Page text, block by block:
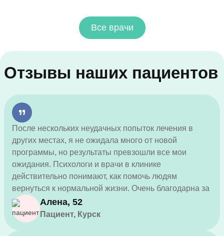
Все врачи
Отзывы наших пациентов
После нескольких неудачных попыток лечения в
других местах, я не ожидала много от новой
программы, но результаты превзошли все мои
ожидания. Психологи и врачи в клинике
действительно понимают, как помочь людям
вернуться к нормальной жизни. Очень благодарна за
новый шанс!Алена, 52
Пациент, Курск